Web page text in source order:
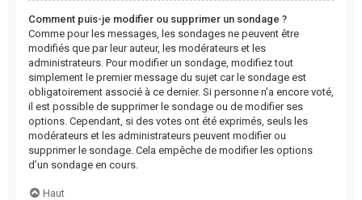
Comment puis-je modifier ou supprimer un sondage ?
Comme pour les messages, les sondages ne peuvent être
modifiés que par leur auteur, les modérateurs et les
administrateurs. Pour modifier un sondage, modifiez tout
simplement le premier message du sujet car le sondage est
obligatoirement associé à ce dernier. Si personne n’a encore voté,
il est possible de supprimer le sondage ou de modifier ses
options. Cependant, si des votes ont été exprimés, seuls les
modérateurs et les administrateurs peuvent modifier ou
supprimer le sondage. Cela empêche de modifier les options
d’un sondage en cours.
Haut